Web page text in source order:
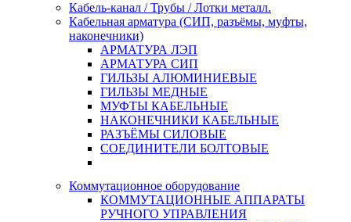
Кабель-канал / Трубы / Лотки металл.
Кабельная арматура (СИП, разъёмы, муфты,
наконечники)
АРМАТУРА ЛЭП
АРМАТУРА СИП
ГИЛЬЗЫ АЛЮМИНИЕВЫЕ
ГИЛЬЗЫ МЕДНЫЕ
МУФТЫ КАБЕЛЬНЫЕ
НАКОНЕЧНИКИ КАБЕЛЬНЫЕ
РАЗЪЁМЫ СИЛОВЫЕ
СОЕДИНИТЕЛИ БОЛТОВЫЕ
Коммутационное оборудование
КОММУТАЦИОННЫЕ АППАРАТЫ
РУЧНОГО УПРАВЛЕНИЯ